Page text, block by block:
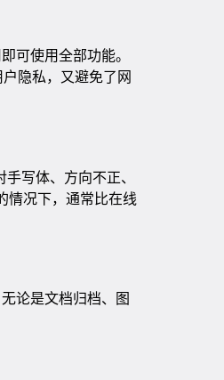
可使用全部功能。
隐私，又避免了网
写体、方向不正、
情况下，通常比在线
论是文档归档、图